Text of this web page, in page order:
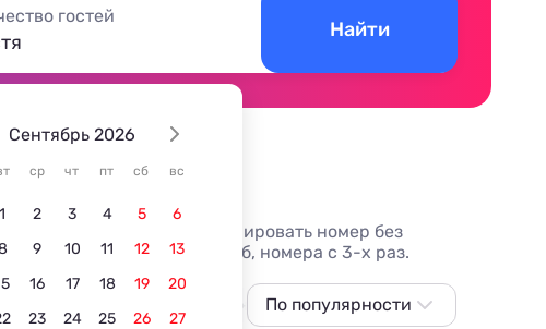
Сентябрь 2026
ср чт пт сб вс
1 2 3 4 5
6
9 10 11 12
13
16 17 18 19
20
23 24 25 26
27
гостей
Найти
отзывы гостей, фото, бронировать номер без
14 вариантов, от 2231 руб, номера с 3-х раз.
С собственным пляжем В центре
По популярности